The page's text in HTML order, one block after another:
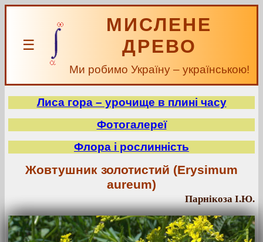
☰
МИСЛЕНЕ
ДРЕВО
Ми робимо Україну – українською!
Лиса гора – урочище в плині часу
Фотогалереї
Флора і рослинність
Жовтушник золотистий (Erysimum
aureum)
Парнікоза І.Ю.